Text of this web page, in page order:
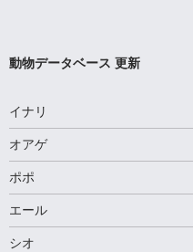
動物データベース 更新
イナリ
オアゲ
ポポ
エール
シオ